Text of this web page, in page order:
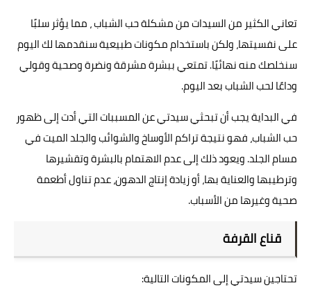
تعاني الكثير من السيدات من مشكلة حب الشباب ، مما يؤثر سلبًا
على نفسيتها، ولكن باستخدام مكونات طبيعية سنقدمها لك اليوم
سنخلصك منه نهائيًا. تمتعي ببشرة مشرقة ونضرة وصحية وقولي
وداعًا لحب الشباب بعد اليوم.
في البداية يجب أن تبحثي سيدتي عن المسببات التي أدت إلى ظهور
حب الشباب، فهو نتيجة تراكم الأوساخ والشوائب والجلد الميت في
مسام الجلد. ويعود ذلك إلى عدم الاهتمام بالبشرة وتقشيرها
وترطيبها والعناية بها، أو زيادة إنتاج الدهون، عدم تناول أطعمة
صحية وغيرها من الأسباب.
قناع القرفة
تحتاجين سيدتي إلى المكونات التالية: